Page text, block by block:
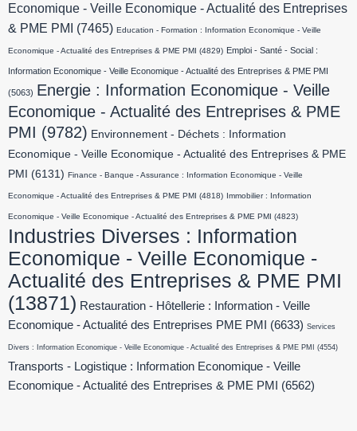
Economique - Veille Economique - Actualité des Entreprises
& PME PMI
(7465) Education - Formation : Information Economique - Veille
Economique - Actualité des Entreprises & PME PMI (4829) Emploi - Santé - Social :
Information Economique - Veille Economique - Actualité des Entreprises & PME PMI
(5063) Energie : Information Economique - Veille
Economique - Actualité des Entreprises & PME
PMI (9782) Environnement - Déchets : Information
Economique - Veille Economique - Actualité des Entreprises & PME
PMI
(6131) Finance - Banque - Assurance : Information Economique - Veille
Economique - Actualité des Entreprises & PME PMI (4818) Immobilier : Information
Economique - Veille Economique - Actualité des Entreprises & PME PMI (4823)
Industries Diverses : Information
Economique - Veille Economique -
Actualité des Entreprises & PME PMI
(13871) Restauration - Hôtellerie : Information - Veille
Economique - Actualité des Entreprises PME PMI
(6633) Services
Divers : Information Economique - Veille Economique - Actualité des Entreprises & PME PMI (4554)
Transports - Logistique : Information Economique - Veille
Economique - Actualité des Entreprises & PME PMI
(6562)